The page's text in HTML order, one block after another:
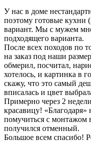
У нас в доме
поэтому готовые кухни
вариант. Мы с мужем
подходящего варианта.
После всех походов по
на заказ под наши
обмерил, посчитал,
хотелось, и картинка в
скажу, что это самый
вписалась и цвет
Примерно через 2
красавицу!
помучиться с монтажом
получился отменный.
Большое всем спасибо!